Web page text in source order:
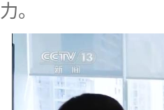
力。